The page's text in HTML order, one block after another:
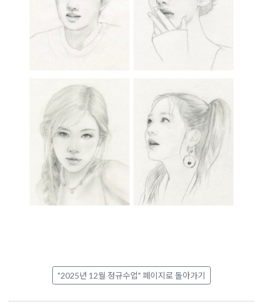
"2025년 12월 정규수업" 페이지로 돌아가기